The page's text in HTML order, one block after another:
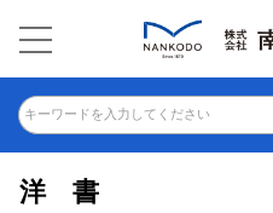
キーワードを入力してください
洋書